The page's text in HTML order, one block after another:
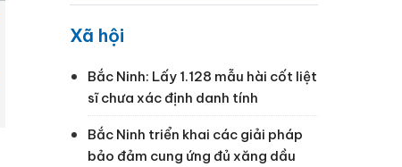
Xã hội
Bắc Ninh: Lấy 1.128 mẫu hài cốt liệt
sĩ chưa xác định danh tính
Bắc Ninh triển khai các giải pháp
bảo đảm cung ứng đủ xăng dầu